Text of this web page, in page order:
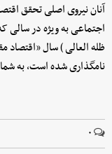
آنان نیروی اصلی تحقق
اجتماعی به ویژه در سالی
ظله العالی ) سال
نامگذاری شده است، به
۰